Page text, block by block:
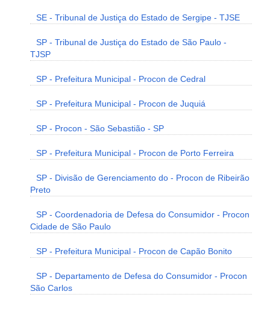
SE - Tribunal de Justiça do Estado de Sergipe - TJSE
SP - Tribunal de Justiça do Estado de São Paulo -
TJSP
SP - Prefeitura Municipal - Procon de Cedral
SP - Prefeitura Municipal - Procon de Juquiá
SP - Procon - São Sebastião - SP
SP - Prefeitura Municipal - Procon de Porto Ferreira
SP - Divisão de Gerenciamento do - Procon de Ribeirão
Preto
SP - Coordenadoria de Defesa do Consumidor - Procon
Cidade de São Paulo
SP - Prefeitura Municipal - Procon de Capão Bonito
SP - Departamento de Defesa do Consumidor - Procon
São Carlos